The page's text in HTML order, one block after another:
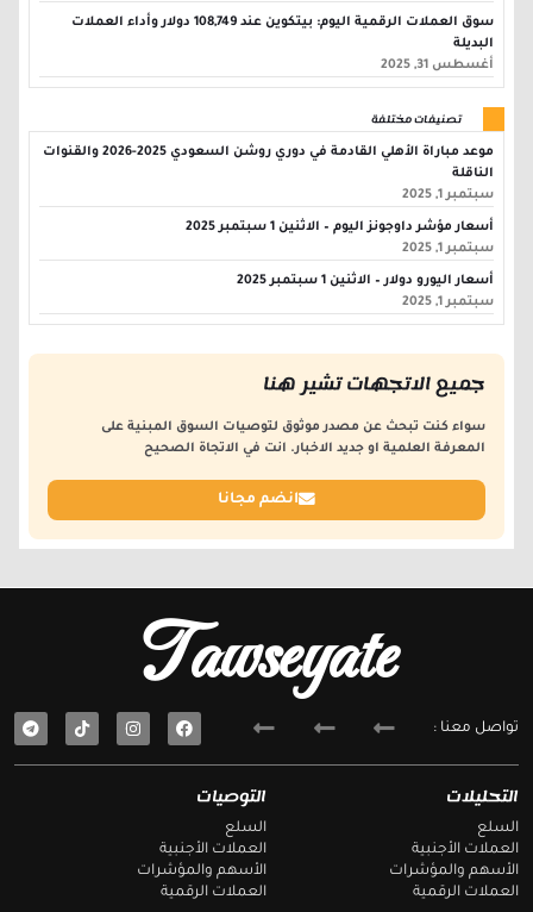
سوق العملات الرقمية اليوم: بيتكوين عند 108,749 دولار وأداء العملات
البديلة
أغسطس 31, 2025
تصنيفات مختلفة
موعد مباراة الأهلي القادمة في دوري روشن السعودي 2025-2026 والقنوات
الناقلة
سبتمبر 1, 2025
أسعار مؤشر داوجونز اليوم – الاثنين 1 سبتمبر 2025
سبتمبر 1, 2025
أسعار اليورو دولار – الاثنين 1 سبتمبر 2025
سبتمبر 1, 2025
جميع الاتجهات تشير هنا
سواء كنت تبحث عن مصدر موثوق لتوصيات السوق المبنية على
المعرفة العلمية او جديد الاخبار. انت في الاتجاة الصحيح
انضم مجانا
التوصيات
السلع
العملات الأجنبية
الأسهم والمؤشرات
العملات الرقمية
التحليلات
السلع
العملات الأجنبية
الأسهم والمؤشرات
العملات الرقمية
Tawseyate
تواصل معنا :
F
a
e
T
e
e